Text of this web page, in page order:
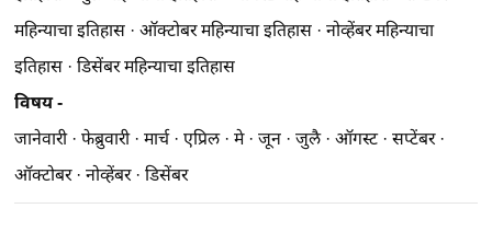
महिन्याचा इतिहास ·ऑक्टोबर महिन्याचा इतिहास ·नोव्हेंबर महिन्याचा
इतिहास ·डिसेंबर महिन्याचा इतिहास
विषय -
जानेवारी·फेब्रुवारी·मार्च·एप्रिल·मे·जून ·जुलै·ऑगस्ट·सप्टेंबर·
ऑक्टोबर·नोव्हेंबर·डिसेंबर